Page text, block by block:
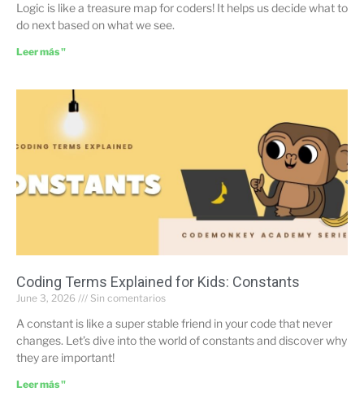
Logic is like a treasure map for coders! It helps us decide what to
do next based on what we see.
Leer más "
Coding Terms Explained for Kids: Constants
June 3, 2026 Sin comentarios
A constant is like a super stable friend in your code that never
changes. Let’s dive into the world of constants and discover why
they are important!
Leer más "